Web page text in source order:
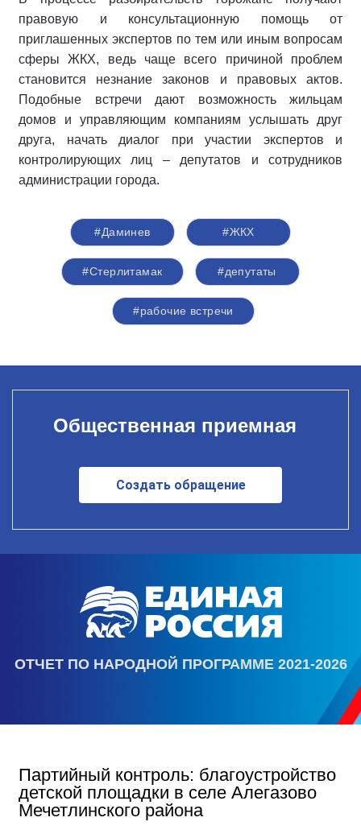
правовую и консультационную помощь от
приглашенных экспертов по тем или иным вопросам
сферы ЖКХ, ведь чаще всего причиной проблем
становится незнание законов и правовых актов.
Подобные встречи дают возможность жильцам
домов и управляющим компаниям услышать друг
друга, начать диалог при участии экспертов и
контролирующих лиц – депутатов и сотрудников
администрации города.
#Даминев #ЖКХ
#Стерлитамак #депутаты
#рабочие встречи
Общественная приемная
Создать обращение
ОТЧЕТ ПО НАРОДНОЙ ПРОГРАММЕ 2021-2026
Партийный контроль: благоустройство
детской площадки в селе Алегазово
Мечетлинского района